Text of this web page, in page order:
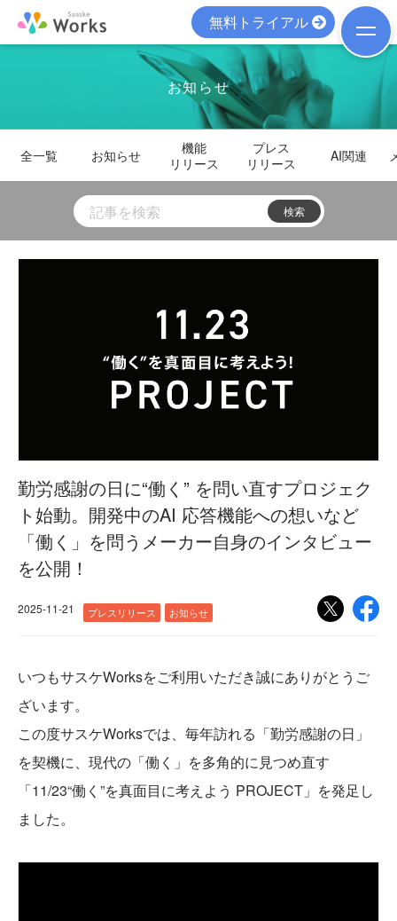
無料トライアル
お知らせ
全一覧 お知らせ
機能
リリース
プレス
リリース
AI関連
勤労感謝の日に“働く” を問い直すプロジェク
ト始動。開発中のAI 応答機能への想いなど
「働く」を問うメーカー自身のインタビュー
を公開！
2025-11-21 プレスリリース お知らせ
いつもサスケWorksをご利用いただき誠にありがとうご
ざいます。
この度サスケWorksでは、毎年訪れる「勤労感謝の日」
を契機に、現代の「働く」を多角的に見つめ直す
「11/23“働く”を真面目に考えよう PROJECT」を発足し
ました。